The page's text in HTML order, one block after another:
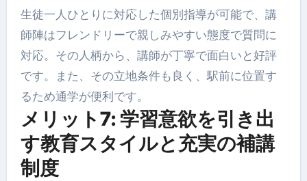
生徒一人ひとりに対応した個別指導が可能で、講
師陣はフレンドリーで親しみやすい態度で質問に
対応。その人柄から、講師が丁寧で面白いと好評
です。また、その立地条件も良く、駅前に位置す
るため通学が便利です。
メリット7: 学習意欲を引き出
す教育スタイルと充実の補講
制度